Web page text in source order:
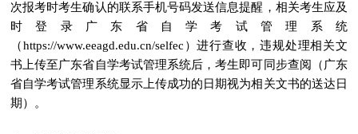
次报考时考生确认的联系手机号码发送信息提醒，相关考生应及
时登录广东省自学考试管理系统
（https://www.eeagd.edu.cn/selfec）进行查收，违规处理相关文
书上传至广东省自学考试管理系统后，考生即可同步查阅（广东
省自学考试管理系统显示上传成功的日期视为相关文书的送达日
期）。